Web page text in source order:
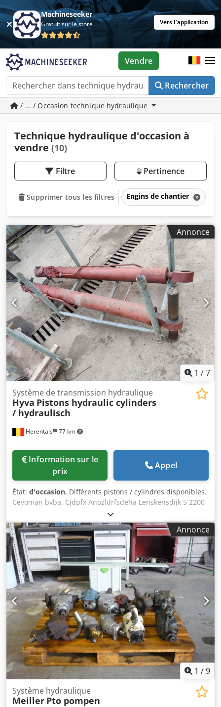
Machineseeker
Gratuit sur le store Vers l'application
Rechercher
Vendre
/ ... / Occasion technique hydraulique
Technique hydraulique d'occasion à
vendre (10)
Filtre Pertinence
Supprimer tous les filtres Engins de chantier
Annonce
1 /7
Herentals 77 km
Système de transmission hydraulique
Hyva Pistons hydraulic cylinders
/ hydraulisch
prix
Appel
État: d'occasion, Différents pistons / cylindres disponibles.
Cevoman bvba. Cjdpfx Anozldrfsdeha Lenskensdijk 5 2200
Annonce
1 /9
Système hydraulique
Meiller Pto pompen